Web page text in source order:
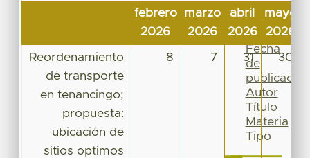
febrero
2026
marzo
2026
abril
2026
mayo
2026
Reordenamiento
de transporte
en tenancingo;
propuesta:
ubicación de
sitios optimos
8 7 31 30
Tipo
colección
Fecha
de
publicación
Autor
Título
Materia
Tipo